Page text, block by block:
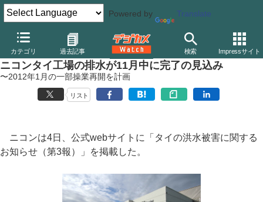
Powered by Translate
カテゴリ 過去記事 検索 Impressサイト
デジカメ Watch 業界動向 企業
ニコンタイ工場の排水が11月中に完了の見込み
〜2012年1月の一部操業再開を計画
リスト
ニコンは4日、公式webサイトに「タイの洪水被害に関する
お知らせ（第3報）」を掲載した。